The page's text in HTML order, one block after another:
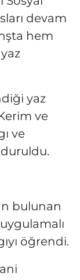
devam
hem
yaz
ve
ve
bulunan
öğrendi.